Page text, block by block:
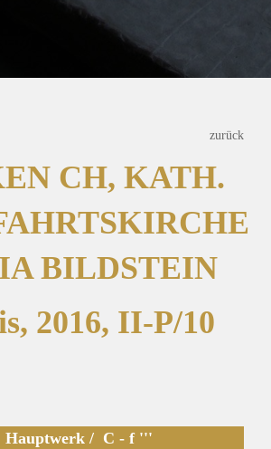
zurück
CH, KATH.
BILDSTEIN
2016, II-P/10
/ C - f '''